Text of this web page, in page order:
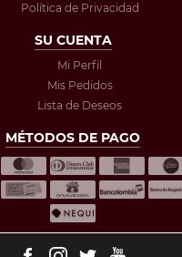
Política de Privacidad
SU CUENTA
Mi Perfil
Mis Pedidos
Lista de Deseos
MÉTODOS DE PAGO